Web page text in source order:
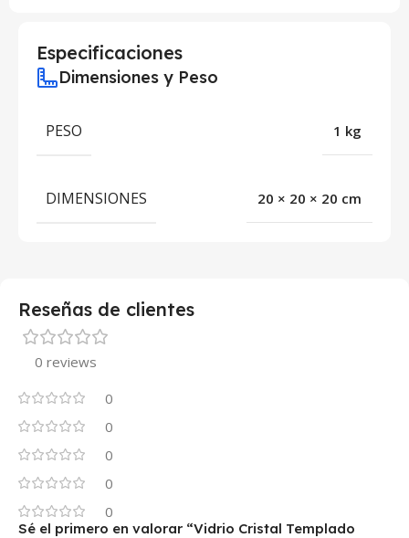
Especificaciones
Dimensiones y Peso
PESO 1 kg
DIMENSIONES 20 × 20 × 20 cm
Reseñas de clientes
0 reviews
0
0
0
0
0
Sé el primero en valorar “Vidrio Cristal Templado